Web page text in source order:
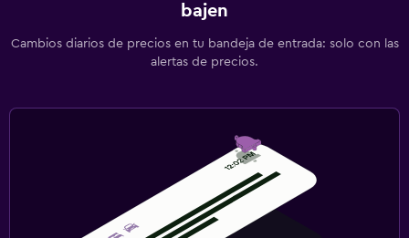
bajen
Cambios diarios de precios en tu bandeja de entrada: solo con las
alertas de precios.